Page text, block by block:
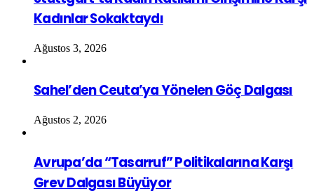
Kadınlar Sokaktaydı
Ağustos 3, 2026
Sahel’den Ceuta’ya Yönelen Göç Dalgası
Ağustos 2, 2026
Avrupa’da “Tasarruf” Politikalarına Karşı
Grev Dalgası Büyüyor